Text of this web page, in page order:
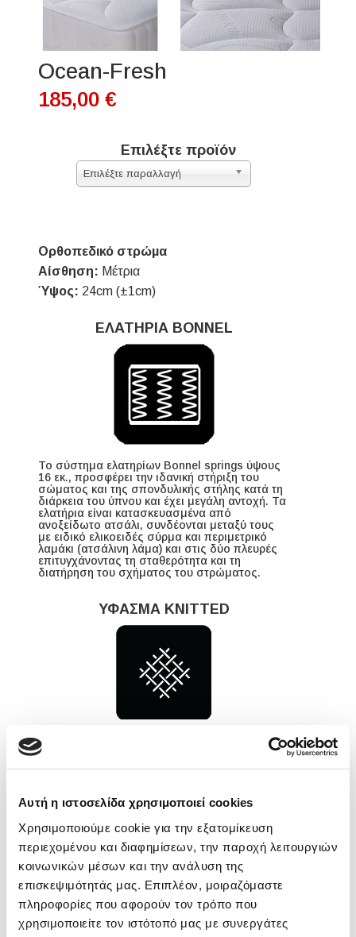
Αυτή η ιστοσελίδα χρησιμοποιεί cookies
Χρησιμοποιούμε cookie για την εξατομίκευση
περιεχομένου και διαφημίσεων, την παροχή λειτουργιών
κοινωνικών μέσων και την ανάλυση της
επισκεψιμότητάς μας. Επιπλέον, μοιραζόμαστε
πληροφορίες που αφορούν τον τρόπο που
χρησιμοποιείτε τον ιστότοπό μας με συνεργάτες
Ocean-Fresh
185,00 €
Επιλέξτε προϊόν
Επιλέξτε παραλλαγή
Ορθοπεδικό στρώμα
Αίσθηση: Μέτρια
Ύψος: 24cm (±1cm)
ΕΛΑΤΗΡΙΑ BONNEL
Το σύστημα ελατηρίων Bonnel springs ύψους
16 εκ., προσφέρει την ιδανική στήριξη του
σώματος και της σπονδυλικής στήλης κατά τη
διάρκεια του ύπνου και έχει μεγάλη αντοχή. Τα
ελατήρια είναι κατασκευασμένα από
ανοξείδωτο ατσάλι, συνδέονται μεταξύ τους
με ειδικό ελικοειδές σύρμα και περιμετρικό
λαμάκι (ατσάλινη λάμα) και στις δύο πλευρές
επιτυγχάνοντας τη σταθερότητα και τη
διατήρηση του σχήματος του στρώματος.
ΥΦΑΣΜΑ KNITTED
Πλεκτό ύφασμα υψηλής ποιότητας με αίσθηση
μεταξιού. Απορροφά την υγρασία και διαθέτει
ERGO FOAM PLUS